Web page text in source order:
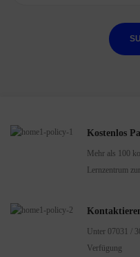
Kostenlos
Mehr als 100
Lernzentrum
Unter 07031 /
Verfügung